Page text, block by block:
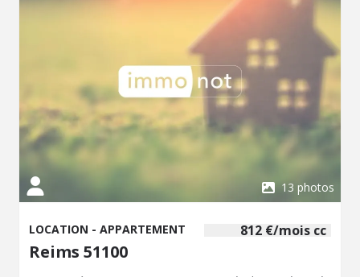
13 photos
812 €/mois cc
LOCATION - APPARTEMENT
Reims 51100